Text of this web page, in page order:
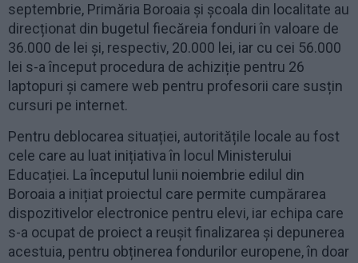
septembrie, Primăria Boroaia și școala din localitate au
direcționat din bugetul fiecăreia fonduri în valoare de
36.000 de lei și, respectiv, 20.000 lei, iar cu cei 56.000
lei s-a început procedura de achiziție pentru 26
laptopuri și camere web pentru profesorii care susțin
cursuri pe internet.
Pentru deblocarea situației, autoritățile locale au fost
cele care au luat inițiativa în locul Ministerului
Educației. La începutul lunii noiembrie edilul din
Boroaia a inițiat proiectul care permite cumpărarea
dispozitivelor electronice pentru elevi, iar echipa care
s-a ocupat de proiect a reușit finalizarea și depunerea
acestuia, pentru obținerea fondurilor europene, în doar